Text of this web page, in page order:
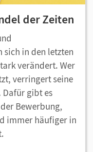
der Zeiten
sich in den letzten
verändert. Wer
verringert seine
Dafür gibt es
Bewerbung,
immer häufiger in